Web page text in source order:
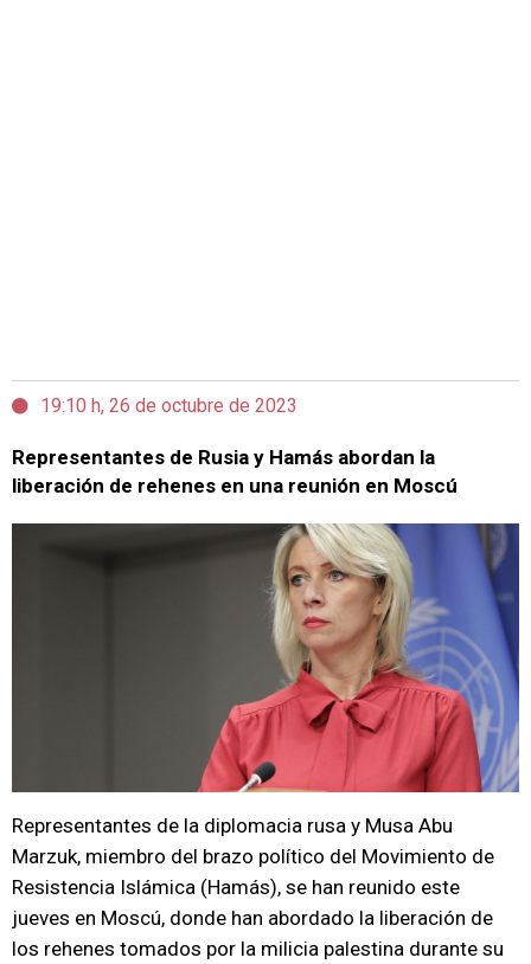
19:10 h, 26 de octubre de 2023
Representantes de Rusia y Hamás abordan la
liberación de rehenes en una reunión en Moscú
Representantes de la diplomacia rusa y Musa Abu
Marzuk, miembro del brazo político del Movimiento de
Resistencia Islámica (Hamás), se han reunido este
jueves en Moscú, donde han abordado la liberación de
los rehenes tomados por la milicia palestina durante su